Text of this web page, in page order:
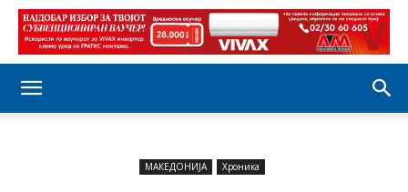
МАКЕДОНИЈА Хроника